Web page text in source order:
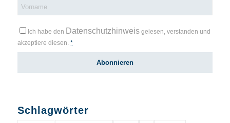
Ich habe den Datenschutzhinweisgelesen, verstanden und
akzeptiere diesen. *
Schlagwörter